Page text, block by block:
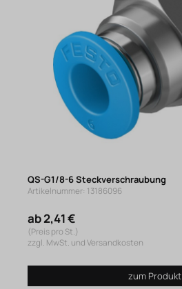
QS-G1/8-6 Steckverschraubung
Artikelnummer: 13186096
ab 2,41 €
(Preis pro St.)
zzgl. MwSt. und Versandkosten
zum Produkt